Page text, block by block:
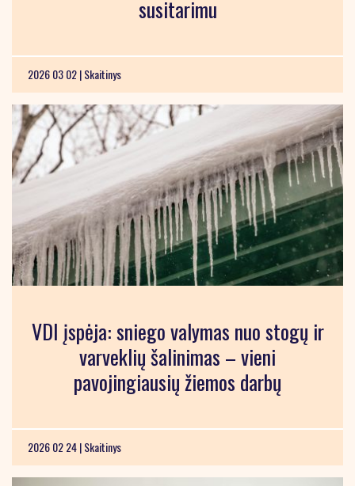
susitarimu
2026 03 02 |Skaitinys
VDI įspėja: sniego valymas nuo stogų ir
varveklių šalinimas – vieni
pavojingiausių žiemos darbų
2026 02 24 |Skaitinys